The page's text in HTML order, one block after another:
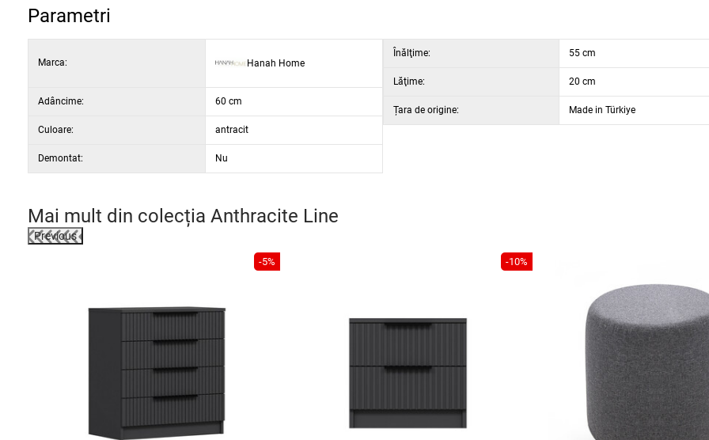
dimensiuni sertar inferior: lățime 19 cm, înălțime 43,5 cm, adâncime 60 cm
sertare: 2 buc.
glisier: telescopice
Parametri
Marca: Hanah Home
Adâncime: 60 cm
Culoare: antracit
Demontat: Nu
Înălţime: 55 cm
Lăţime: 20 cm
Țara de origine: Made in Türkiye
Mai mult din colecția Anthracite Line
Previous
-5% -10%